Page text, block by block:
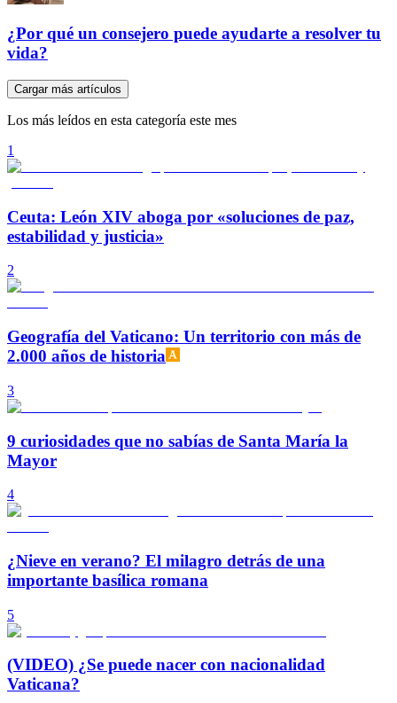
¿Por qué un consejero puede ayudarte a resolver tu
vida?
Cargar más artículos
Los más leídos en esta categoría este mes
1
Ceuta: León XIV aboga por «soluciones de paz,
estabilidad y justicia»
2
Geografía del Vaticano: Un territorio con más de
2.000 años de historia
3
9 curiosidades que no sabías de Santa María la
Mayor
4
¿Nieve en verano? El milagro detrás de una
importante basílica romana
5
(VIDEO) ¿Se puede nacer con nacionalidad
Vaticana?